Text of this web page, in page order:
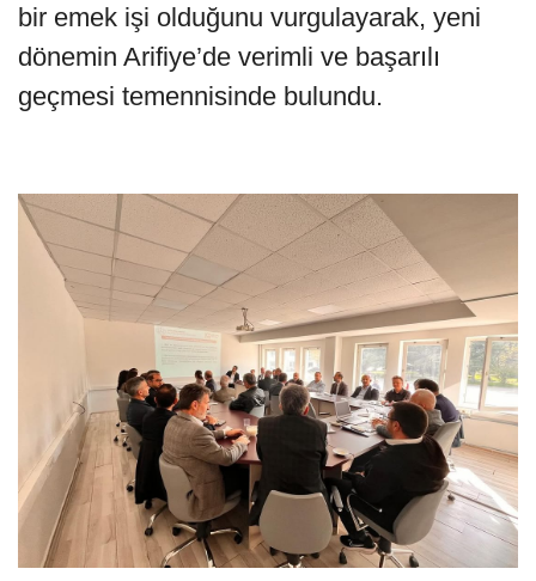
bir emek işi olduğunu vurgulayarak, yeni
dönemin Arifiye’de verimli ve başarılı
geçmesi temennisinde bulundu.